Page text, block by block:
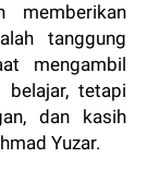
memberikan
tanggung
mengambil
belajar, tetapi
dan kasih
Yuzar.